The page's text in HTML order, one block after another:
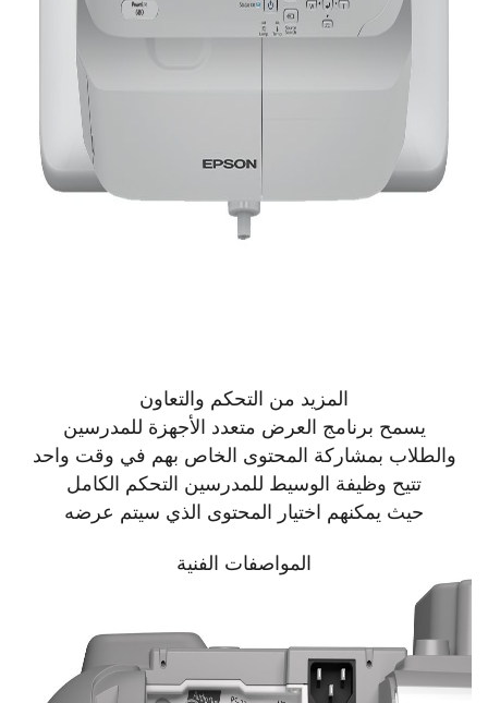
المزيد من التحكم والتعاون
يسمح برنامج العرض متعدد الأجهزة للمدرسين
والطلاب بمشاركة المحتوى الخاص بهم في وقت واحد
تتيح وظيفة الوسيط للمدرسين التحكم الكامل
حيث يمكنهم اختيار المحتوى الذي سيتم عرضه
المواصفات الفنية